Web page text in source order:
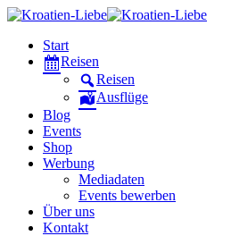
Start
Reisen
Reisen
Ausflüge
Blog
Events
Shop
Werbung
Mediadaten
Events bewerben
Über uns
Kontakt